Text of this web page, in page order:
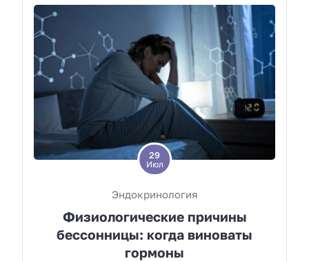
29
Июл
Эндокринология
Физиологические причины
бессонницы: когда виноваты
гормоны